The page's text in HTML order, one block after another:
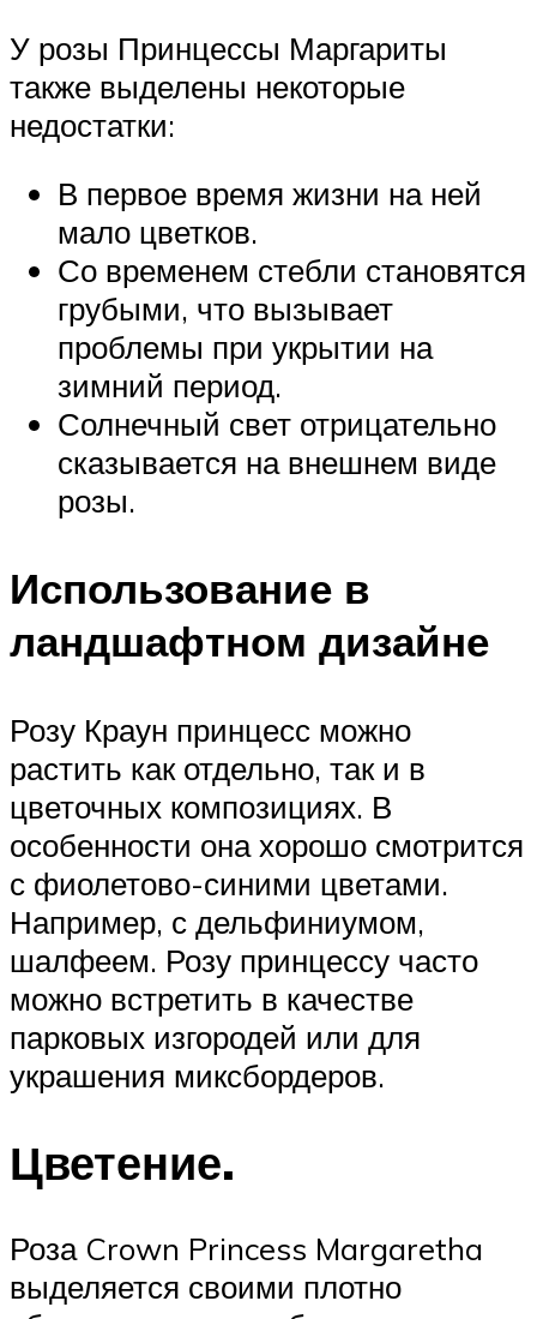
У розы Принцессы Маргариты
также выделены некоторые
недостатки:
В первое время жизни на ней
мало цветков.
Со временем стебли становятся
грубыми, что вызывает
проблемы при укрытии на
зимний период.
Солнечный свет отрицательно
сказывается на внешнем виде
розы.
Использование в
ландшафтном дизайне
Розу Краун принцесс можно
растить как отдельно, так и в
цветочных композициях. В
особенности она хорошо смотрится
с фиолетово-синими цветами.
Например, с дельфиниумом,
шалфеем. Розу принцессу часто
можно встретить в качестве
парковых изгородей или для
украшения миксбордеров.
Цветение.
Роза Crown Princess Margaretha
выделяется своими плотно